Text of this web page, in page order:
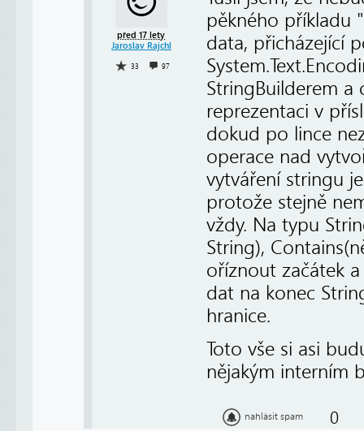
před 17 lety
Jaroslav Rajchl
33 97
pěkného příkladu
data, přicházející
StringBuilderem a
reprezentaci v
dokud po lince
operace nad
vytváření stringu
protože stejně
vždy. Na typu
String),
oříznout začátek
dat na konec
hranice.
Toto vše si asi
nějakým interním
nahlásit spam 0